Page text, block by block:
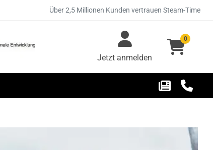
Über 2,5 Millionen Kunden vertrauen Steam-Time
Jetzt anmelden
0